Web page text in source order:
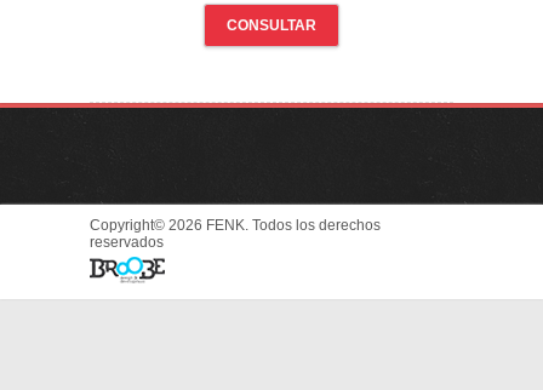
CONSULTAR
Copyright© 2026 FENK. Todos los derechos
reservados